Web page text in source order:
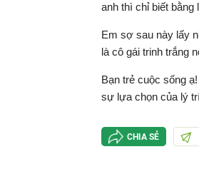
anh thì chỉ biết
Em sợ sau này lấy
là cô gái trinh trắng
Bạn trẻ cuộc sống
sự lựa chọn của lý
CHIA SẺ